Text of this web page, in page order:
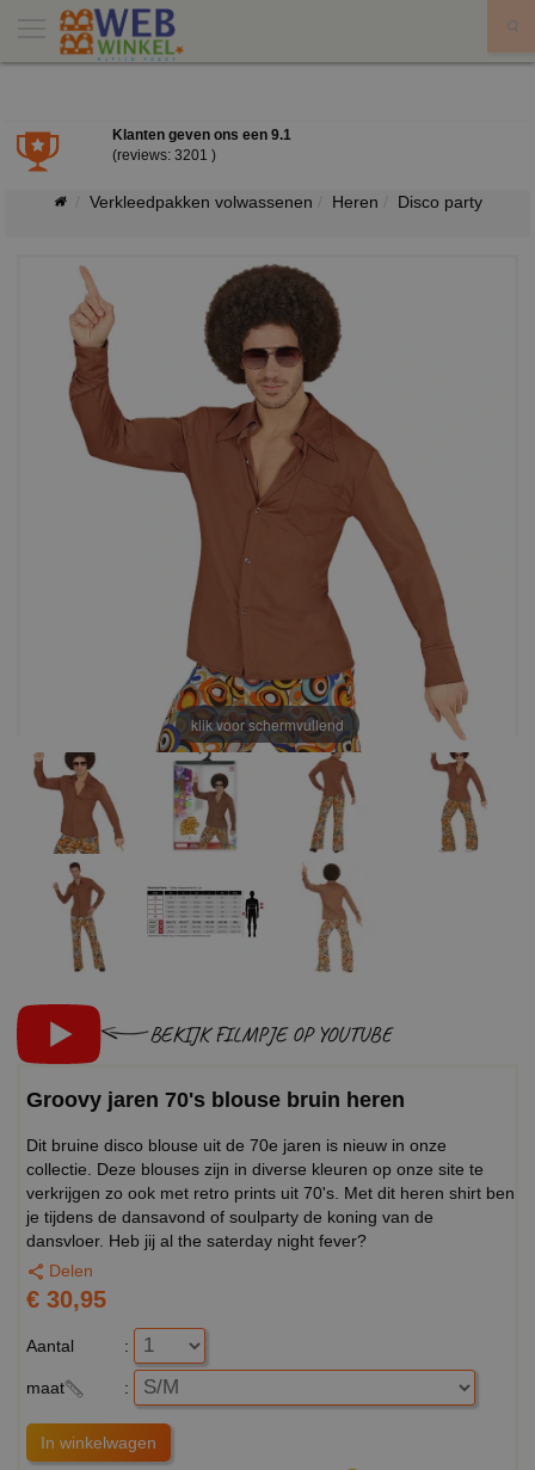
Klanten geven ons een 9.1
(reviews: 3201 )
Verkleedpakken volwassenen Heren Disco party
klik voor schermvullend
BEKIJK FILMPJE OP YOUTUBE
Groovy jaren 70's blouse bruin heren
Dit bruine disco blouse uit de 70e jaren is nieuw in onze
collectie. Deze blouses zijn in diverse kleuren op onze site te
verkrijgen zo ook met retro prints uit 70's. Met dit heren shirt ben
je tijdens de dansavond of soulparty de koning van de
dansvloer. Heb jij al the saterday night fever?
Delen
€ 30,95
Aantal :
maat :